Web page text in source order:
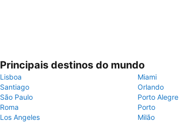
Principais destinos do mundo
Lisboa
Miami
Santiago
Orlando
São Paulo
Porto Alegre
Roma
Porto
Los Angeles
Milão